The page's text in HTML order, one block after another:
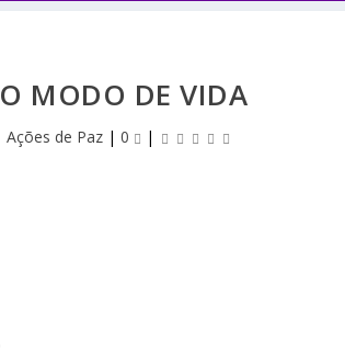
MODO DE VIDA
Ações de Paz |0 |